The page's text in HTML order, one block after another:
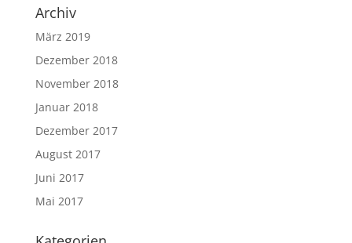
Archiv
März 2019
Dezember 2018
November 2018
Januar 2018
Dezember 2017
August 2017
Juni 2017
Mai 2017